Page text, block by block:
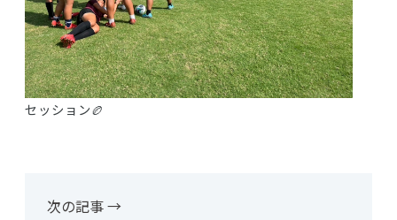
セッション🏉
次の記事 →